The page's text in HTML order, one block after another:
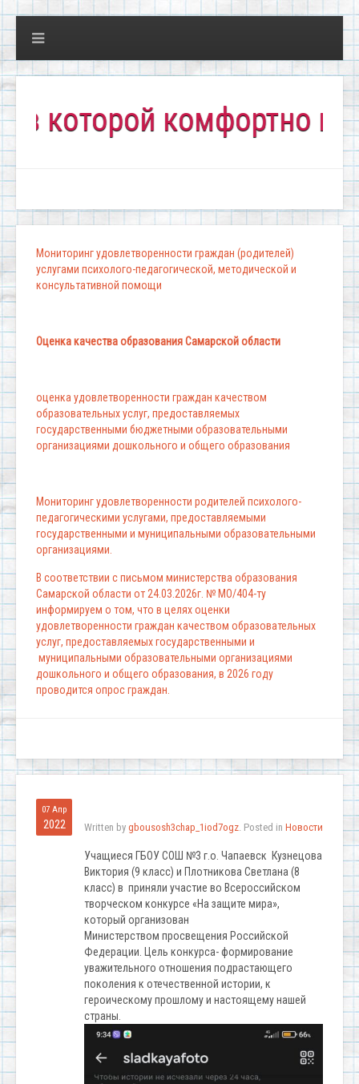
комфортно всем!"
Мониторинг удовлетворенности граждан (родителей)
услугами психолого-педагогической, методической и
консультативной помощи
Оценка качества образования Самарской области
оценка удовлетворенности граждан качеством
образовательных услуг, предоставляемых
государственными бюджетными образовательными
организациями дошкольного и общего образования
Мониторинг удовлетворенности родителей психолого-
педагогическими услугами, предоставляемыми
государственными и муниципальными образовательными
организациями.
В соответствии с письмом министерства образования
Самарской области от 24.03.2026г. № МО/404-ту
информируем о том, что в целях оценки
удовлетворенности граждан качеством образовательных
услуг, предоставляемых государственными и
муниципальными образовательными организациями
дошкольного и общего образования, в 2026 году
проводится опрос граждан.
07 Апр
2022 Written by gbousosh3chap_1iod7ogz. Posted in Новости
Учащиеся ГБОУ СОШ №3 г.о. Чапаевск Кузнецова
Виктория (9 класс) и Плотникова Светлана (8
класс) в приняли участие во Всероссийском
творческом конкурсе «На защите мира»,
который организован
Министерством просвещения Российской
Федерации. Цель конкурса- формирование
уважительного отношения подрастающего
поколения к отечественной истории, к
героическому прошлому и настоящему нашей
страны.